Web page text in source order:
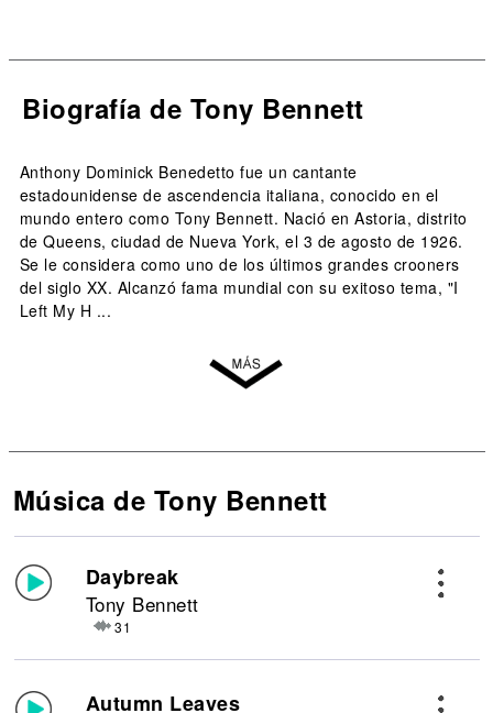
Biografía de Tony Bennett
Anthony Dominick Benedetto fue un cantante
estadounidense de ascendencia italiana, conocido en el
mundo entero como Tony Bennett. Nació en Astoria, distrito
de Queens, ciudad de Nueva York, el 3 de agosto de 1926.
Se le considera como uno de los últimos grandes crooners
del siglo XX. Alcanzó fama mundial con su exitoso tema, "I
Left My H ...
Música de Tony Bennett
Daybreak
Tony Bennett
31
Autumn Leaves